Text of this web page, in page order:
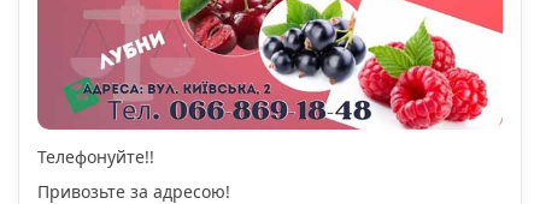
Телефонуйте!!
Привозьте за адресою!